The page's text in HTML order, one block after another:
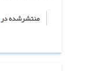
منتشرشده در